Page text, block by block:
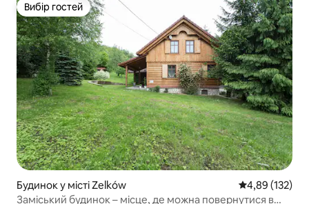
Вибір гостей
Вибір гостей
Будинок у місті Zelków Середня
4,89 (132)
Заміський будинок – місце, де можна повернутися в